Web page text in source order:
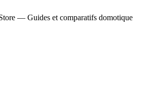
— Guides et comparatifs domotique